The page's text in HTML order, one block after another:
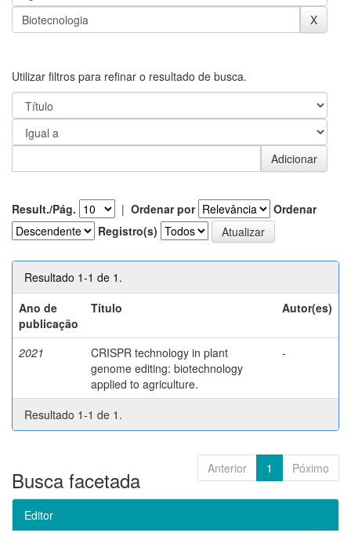
Utilizar filtros para refinar o resultado de busca.
Result./Pág. | Ordenar por
Ordenar
Registro(s)
Resultado 1-1 de 1.
Ano de
publicação
Título Autor(es)
2021
CRISPR technology in plant
genome editing: biotechnology
applied to agriculture.
-
Resultado 1-1 de 1.
Anterior 1 Póximo
Busca facetada
Editor